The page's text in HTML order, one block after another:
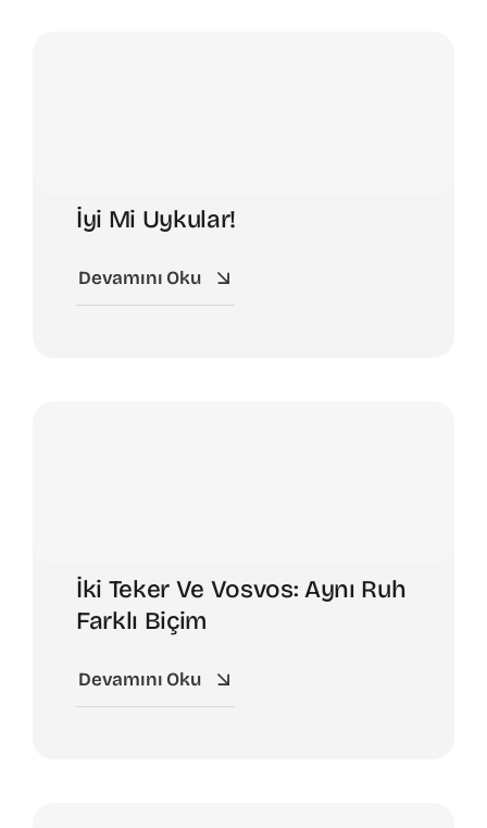
İyi Mi Uykular!
Devamını Oku
İki Teker Ve Vosvos: Aynı Ruh
Farklı Biçim
Devamını Oku